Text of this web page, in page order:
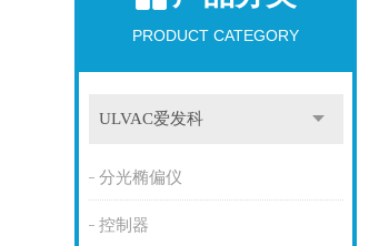
PRODUCT CATEGORY
ULVAC爱发科
分光椭偏仪
控制器